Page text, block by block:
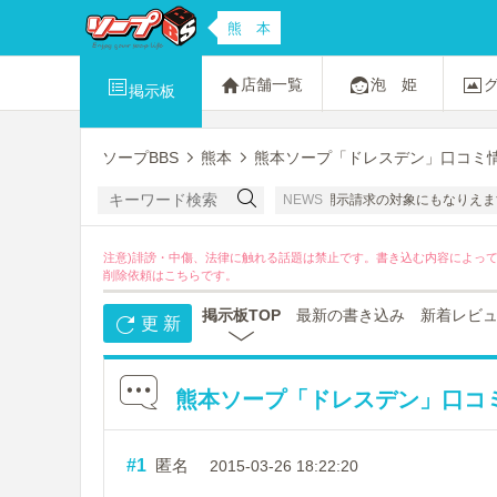
熊 本
掲示板 店舗一覧 泡 姫
ソープBBS 熊本 熊本ソープ「ドレスデン」口コミ
NEWS
誉感情を害する書き込みは禁止です。開示請求の対象にもなりえますのでおやめ
注意)誹謗・中傷、法律に触れる話題は禁止です。書き込む内容によっ
削除依頼は こちらです。
更 新 掲示板TOP 最新の書き込み 新着レビ
熊本ソープ「ドレスデン」口コ
#1 匿名 2015-03-26 18:22:20